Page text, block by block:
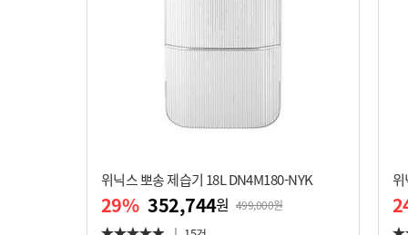
위닉스 뽀송 제습기 18L DN4M180-NYK
499,000원
352,744원
29%
위